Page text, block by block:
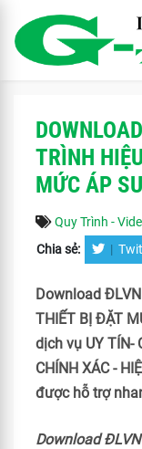
TRÌNH
MỨC ÁP
Quy Trình -
Chia sẻ: |
Download ĐLVN
THIẾT BỊ ĐẶT
dịch vụ UY TÍN-
CHÍNH XÁC -
được hỗ trợ
Download ĐLVN